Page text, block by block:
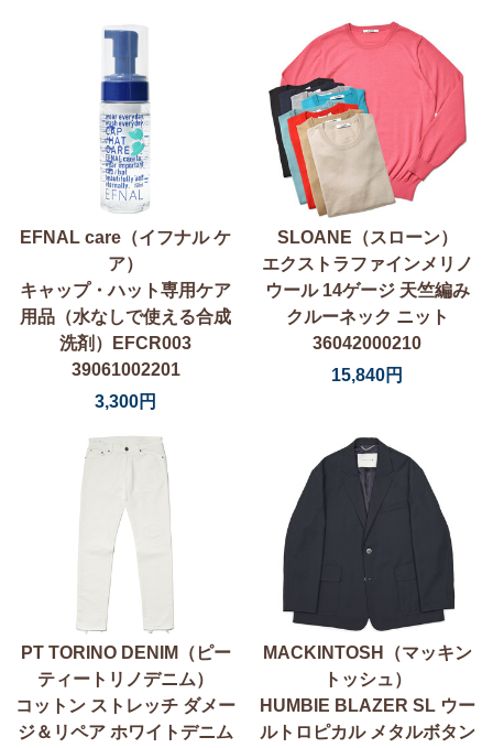
EFNAL care（イフナル ケ
ア）
キャップ・ハット専用ケア
用品（水なしで使える合成
洗剤）EFCR003
39061002201
3,300円
SLOANE（スローン）
エクストラファインメリノ
ウール 14ゲージ 天竺編み
クルーネック ニット
36042000210
15,840円
PT TORINO DENIM（ピー
ティートリノデニム）
コットン ストレッチ ダメー
ジ＆リペア ホワイトデニム
MACKINTOSH（マッキン
トッシュ）
HUMBIE BLAZER SL ウー
ルトロピカル メタルボタン